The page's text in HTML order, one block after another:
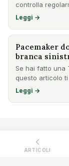
controlla
ques…
Leggi →
Pacemaker
branca
Se hai fatto una
questo articolo
Leggi →
ARTICOLI